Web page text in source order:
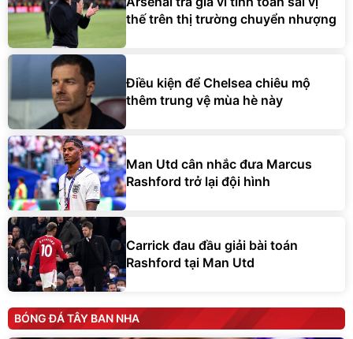
thế trên thị trường chuyển nhượng
Điều kiện để Chelsea chiêu mộ
thêm trung vệ mùa hè này
Man Utd cân nhắc đưa Marcus
Rashford trở lại đội hình
Carrick đau đầu giải bài toán
Rashford tại Man Utd
BÓNG ĐÁ TÂY BAN NHA